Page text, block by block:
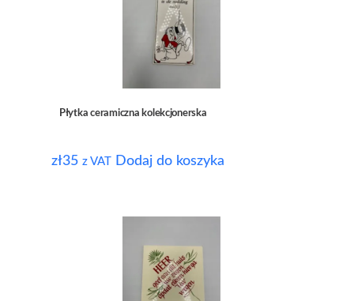
Płytka ceramiczna kolekcjonerska
zł35 z VAT Dodaj do koszyka